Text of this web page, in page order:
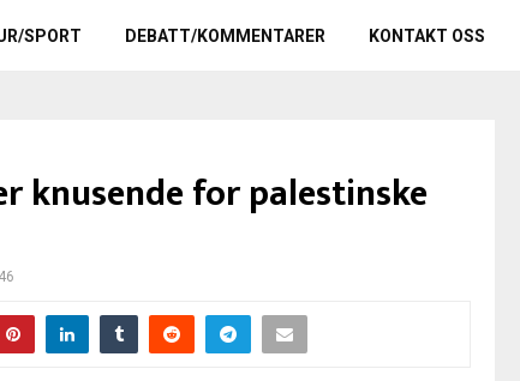
SPORT DEBATT/KOMMENTARER KONTAKT OSS
knusende for palestinske